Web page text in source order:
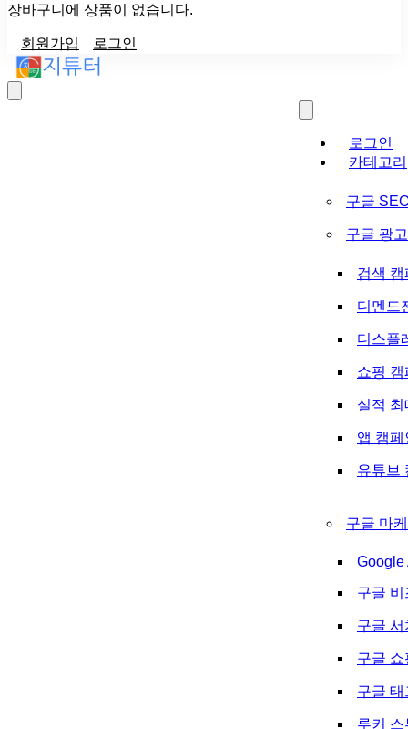
장바구니에 상품이 없습니다.
회원가입 로그인
로그인
카테고리
구글
구글 광
검색 캠
디멘드
디스플
쇼핑 캠
실적
앱 캠페
유튜브
구글 마
Google
구글
구글
구글 쇼
구글
루커